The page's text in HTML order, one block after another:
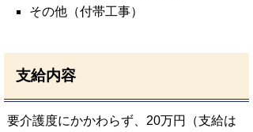
その他（付帯工事）
支給内容
要介護度にかかわらず、20万円（支給は